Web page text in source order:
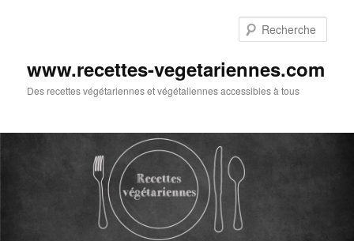
www.recettes-vegetariennes.com
Des recettes végétariennes et végétaliennes accessibles à tous